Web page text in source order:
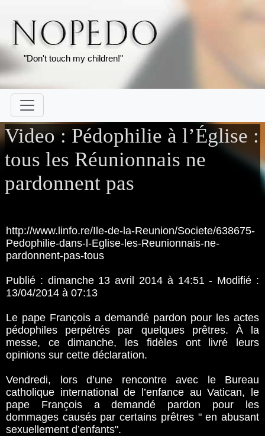
"Don't touch my children!"
Video : Pédophilie à l’Église :
tous les Réunionnais ne
pardonnent pas
http://www.linfo.re/Ile-de-la-Reunion/Societe/638675-
Pedophilie-dans-l-Eglise-les-Reunionnais-ne-
pardonnent-pas-tous
Publié : dimanche 13 avril 2014 à 14:51 - Modifié :
13/04/2014 à 07:13
Le pape François a demandé pardon pour les actes
pédophiles perpétrés par quelques prêtres. À la
messe, ce dimanche, les fidèles ont livré leurs
opinions sur cette déclaration.
Vendredi, lors d’une rencontre avec le Bureau
catholique international de l’enfance au Vatican, le
pape François a demandé pardon pour les
dommages causés par certains prêtres " en abusant
sexuellement d’enfants".